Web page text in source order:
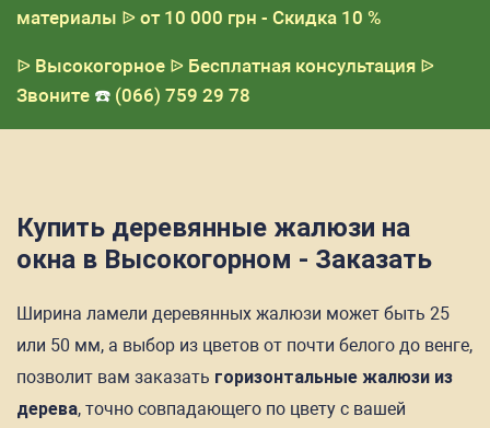
материалы ᐉ от 10 000 грн - Скидка 10 %
ᐉ Высокогорное ᐉ Бесплатная консультация ᐉ
Звоните ☎️ (066) 759 29 78
Купить деревянные жалюзи на
окна в Высокогорном - Заказать
Ширина ламели деревянных жалюзи может быть 25
или 50 мм, а выбор из цветов от почти белого до венге,
позволит вам заказать горизонтальные жалюзи из
дерева, точно совпадающего по цвету с вашей